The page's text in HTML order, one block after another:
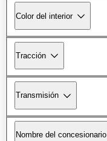
Color del interior
Tracción
Transmisión
Nombre del concesionario